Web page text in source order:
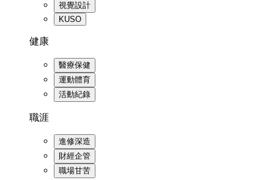
視覺設計
KUSO
健康
醫療保健
運動體育
活動紀錄
職涯
進修深造
財經企管
職場甘苦